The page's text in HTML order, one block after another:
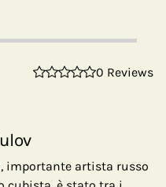
0 Reviews
importante artista russo